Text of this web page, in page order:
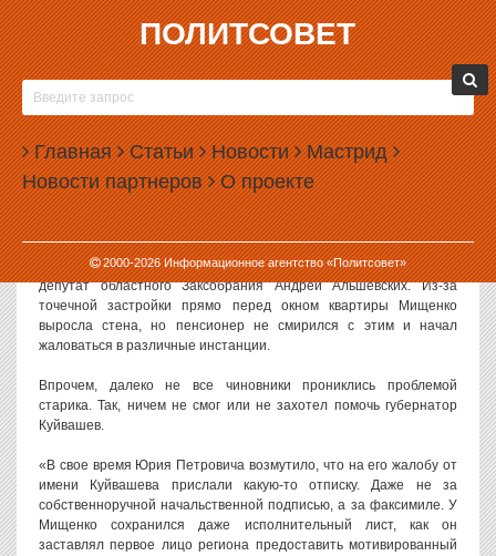
ПОЛИТСОВЕТ
Главная Статьи Новости Мастрид
Новости партнеров О проекте
2000-2026Информационное агентство «Политсовет»
23.03.2015, 17:27
ПЕНСИОНЕР БУДЕТ СУДИТЬСЯ С
КУЙВАШЕВЫМ ЗА МИЛЛИОН РУБЛЕЙ
Екатеринбургский пенсионер подал в суд на губернатора
Свердловской области Евгения Куйвашева. Пожилой горожанин
требует с губернатора миллион рублей за отписку на его
обращение.
Историю пенсионера Юрия Мищенко поведал в своем блоге
депутат областного Заксобрания Андрей Альшевских. Из-за
точечной застройки прямо перед окном квартиры Мищенко
выросла стена, но пенсионер не смирился с этим и начал
жаловаться в различные инстанции.
Впрочем, далеко не все чиновники прониклись проблемой
старика. Так, ничем не смог или не захотел помочь губернатор
Куйвашев.
«В свое время Юрия Петровича возмутило, что на его жалобу от
имени Куйвашева прислали какую-то отписку. Даже не за
собственноручной начальственной подписью, а за факсимиле. У
Мищенко сохранился даже исполнительный лист, как он
заставлял первое лицо региона предоставить мотивированный